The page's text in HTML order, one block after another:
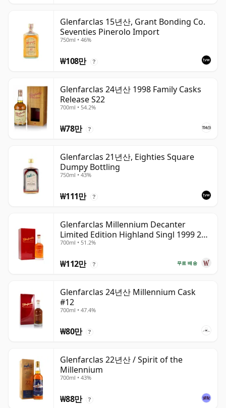
Glenfarclas 15년산, Grant Bonding Co.
Seventies Pinerolo Import
750ml • 46%
₩108만 ?
Glenfarclas 24년산 1998 Family Casks
Release S22
700ml • 54.2%
₩78만 ?
Glenfarclas 21년산, Eighties Square
Dumpy Bottling
750ml • 43%
₩111만 ?
Glenfarclas Millennium Decanter
Limited Edition Highland Singl 1999 25
년산
700ml • 51.2%
무료 배송
₩112만 ?
Glenfarclas 24년산 Millennium Cask
#12
700ml • 47.4%
₩80만 ?
Glenfarclas 22년산 / Spirit of the
Millennium
700ml • 43%
₩88만 ?